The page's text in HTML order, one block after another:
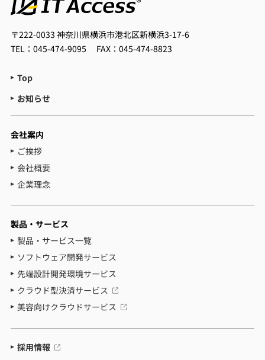
〒222-0033 神奈川県横浜市港北区新横浜3-17-6
TEL：045-474-9095
FAX：045-474-8823
Top
お知らせ
会社案内
ご挨拶
会社概要
企業理念
製品・サービス
製品・サービス一覧
ソフトウェア開発サービス
先端設計開発環境サービス
クラウド型決済サービス
美容向けクラウドサービス
採用情報